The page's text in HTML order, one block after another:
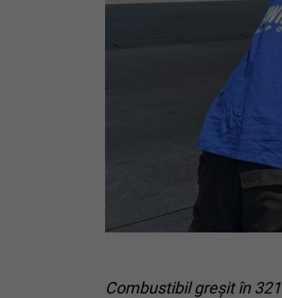
Combustibil greșit în